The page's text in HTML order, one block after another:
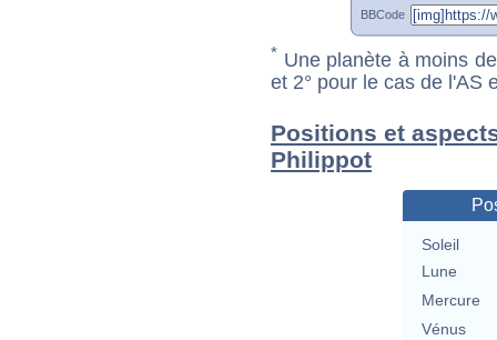
BBCode
* Une planète à moins
et 2° pour le cas de l'AS
Positions et
Philippot
Soleil
Lune
Mercure
Vénus